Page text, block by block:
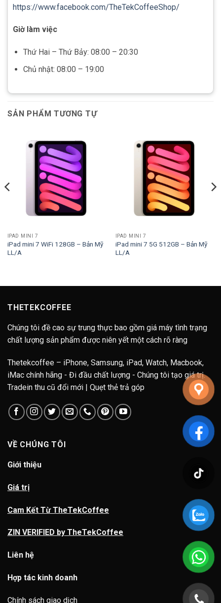
https://www.facebook.com/TheTekCoffeeShop/
Giờ làm việc
Thứ Hai – Thứ Bảy: 08:00 – 20:30
Chủ nhật: 08:00 – 19:00
SẢN PHẨM TƯƠNG TỰ
IPAD MINI 7
iPad mini 7 WiFi 128GB – Bản Mỹ
LL/A
IPAD MINI 7
iPad mini 7 5G 512GB – Bản Mỹ
LL/A
THETEKCOFFEE
Chúng tôi đề cao sự trung thực bao gồm giá máy tình trạng
chất lượng sản phẩm được niên yết một cách rõ ràng
Thetekcoffee – iPhone, Samsung, iPad, Watch, Macbook,
iMac chính hãng - Đi đầu chất lượng - Chúng tôi tạo giá trị.
Tradein thu cũ đổi mới | Quẹt thẻ trả góp
VỀ CHÚNG TÔI
Giới thiệu
Giá trị
Cam Kết Từ TheTekCoffee
ZIN VERIFIED by TheTekCoffee
Liên hệ
Hợp tác kinh doanh
Chính sách giao dịch